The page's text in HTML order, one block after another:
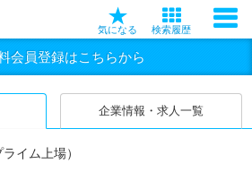
気になる 検索履歴
会員登録はこちらから
企業情報・求人一覧
イム上場）